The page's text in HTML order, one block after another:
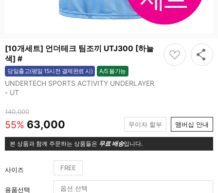
[10개세트] 언더테크 팀조끼 UTJ300 [하늘
색] #
당일출고(평일 15시전 결제완료 시) A/S 불가능
불가능
UNDERTECH SPORTS ACTIVITY UNDERLAYER
- UT
140,000
55% 63,000 무이자 할부 맴버십 안내
본 상품과 함께 주문하는 상품들은 무료 배송입니다.
사이즈 FREE
용품선택